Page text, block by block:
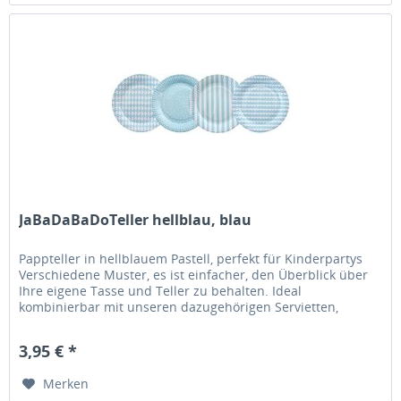
JaBaDaBaDoTeller hellblau, blau
Pappteller in hellblauem Pastell, perfekt für Kinderpartys
Verschiedene Muster, es ist einfacher, den Überblick über
Ihre eigene Tasse und Teller zu behalten. Ideal
kombinierbar mit unseren dazugehörigen Servietten,
3,95 € *
Merken